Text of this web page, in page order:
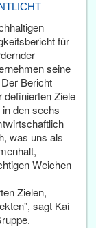
für
seine
Bericht
definierten Ziele
den sechs
was uns als
Weichen
Zielen,
sagt Kai